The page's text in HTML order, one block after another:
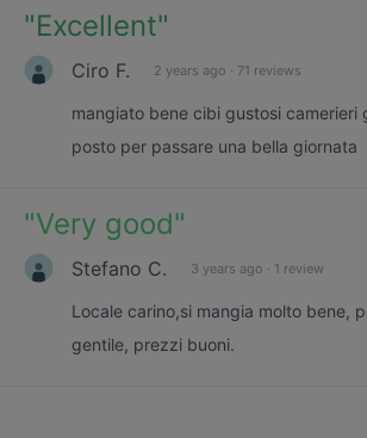
"Excellent"
Ciro F. 2 years ago · 71 reviews
mangiato bene cibi gustosi camerieri
posto per passare una bella giornata
"Very good"
Stefano C. 3 years ago · 1 review
Locale carino,si mangia molto bene,
gentile, prezzi buoni.